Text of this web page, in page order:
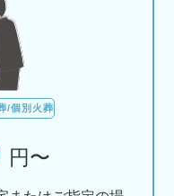
/個別火葬
円〜